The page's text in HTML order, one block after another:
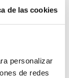
de las cookies
personalizar
de redes